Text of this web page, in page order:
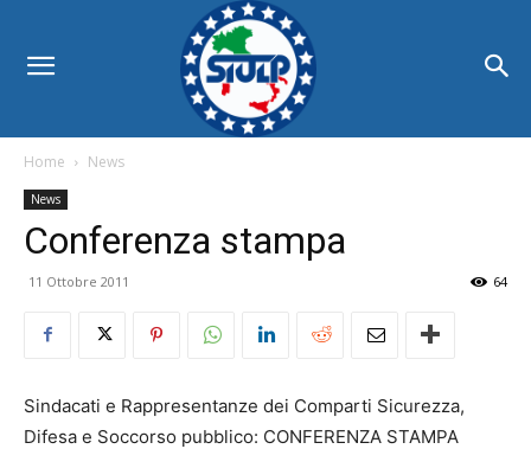
Home News
News
Conferenza stampa
11 Ottobre 2011 64
Sindacati e Rappresentanze dei Comparti Sicurezza,
Difesa e Soccorso pubblico: CONFERENZA STAMPA